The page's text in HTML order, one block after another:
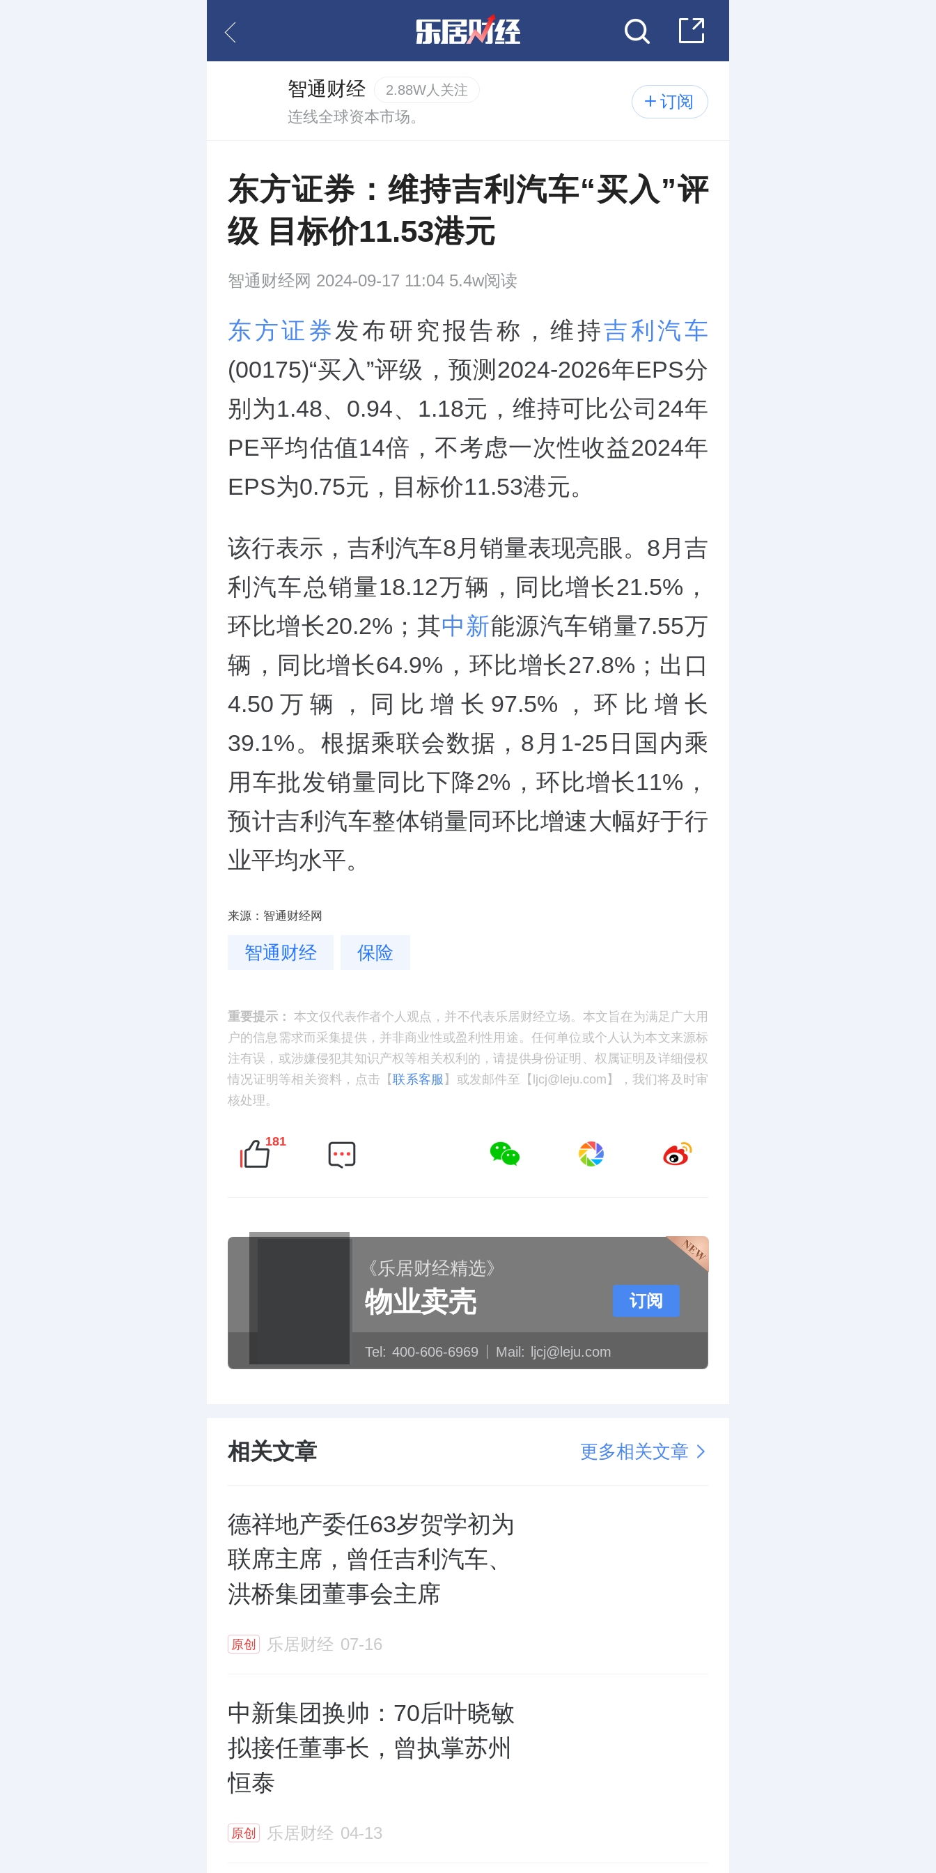
订阅
智通财经 2.88W人关注
连线全球资本市场。
东方证券：维持吉利汽车“买入”评
级 目标价11.53港元
智通财经网 2024-09-17 11:04 5.4w阅读
东方证券发布研究报告称，维持吉利汽车
(00175)“买入”评级，预测2024-2026年EPS分
别为1.48、0.94、1.18元，维持可比公司24年
PE平均估值14倍，不考虑一次性收益2024年
EPS为0.75元，目标价11.53港元。
该行表示，吉利汽车8月销量表现亮眼。8月吉
利汽车总销量18.12万辆，同比增长21.5%，
环比增长20.2%；其中新能源汽车销量7.55万
辆，同比增长64.9%，环比增长27.8%；出口
4.50万辆，同比增长97.5%，环比增长
39.1%。根据乘联会数据，8月1-25日国内乘
用车批发销量同比下降2%，环比增长11%，
预计吉利汽车整体销量同环比增速大幅好于行
业平均水平。
来源：智通财经网
智通财经 保险
重要提示：
本文仅代表作者个人观点，并不代表乐居财经立场。本文旨在为满足广大用
户的信息需求而采集提供，并非商业性或盈利性用途。任何单位或个人认为本文来源标
注有误，或涉嫌侵犯其知识产权等相关权利的，请提供身份证明、权属证明及详细侵权
情况证明等相关资料，点击【联系客服 】或发邮件至【ljcj@leju.com】，我们将及时审
核处理。
181
《乐居财经精选》
物业卖壳
Tel: 400-606-6969 Mail: ljcj@leju.com
订阅
相关文章 更多相关文章
德祥地产委任63岁贺学初为
联席主席，曾任吉利汽车、
洪桥集团董事会主席
原创 乐居财经 07-16
中新集团换帅：70后叶晓敏
拟接任董事长，曾执掌苏州
恒泰
原创 乐居财经 04-13